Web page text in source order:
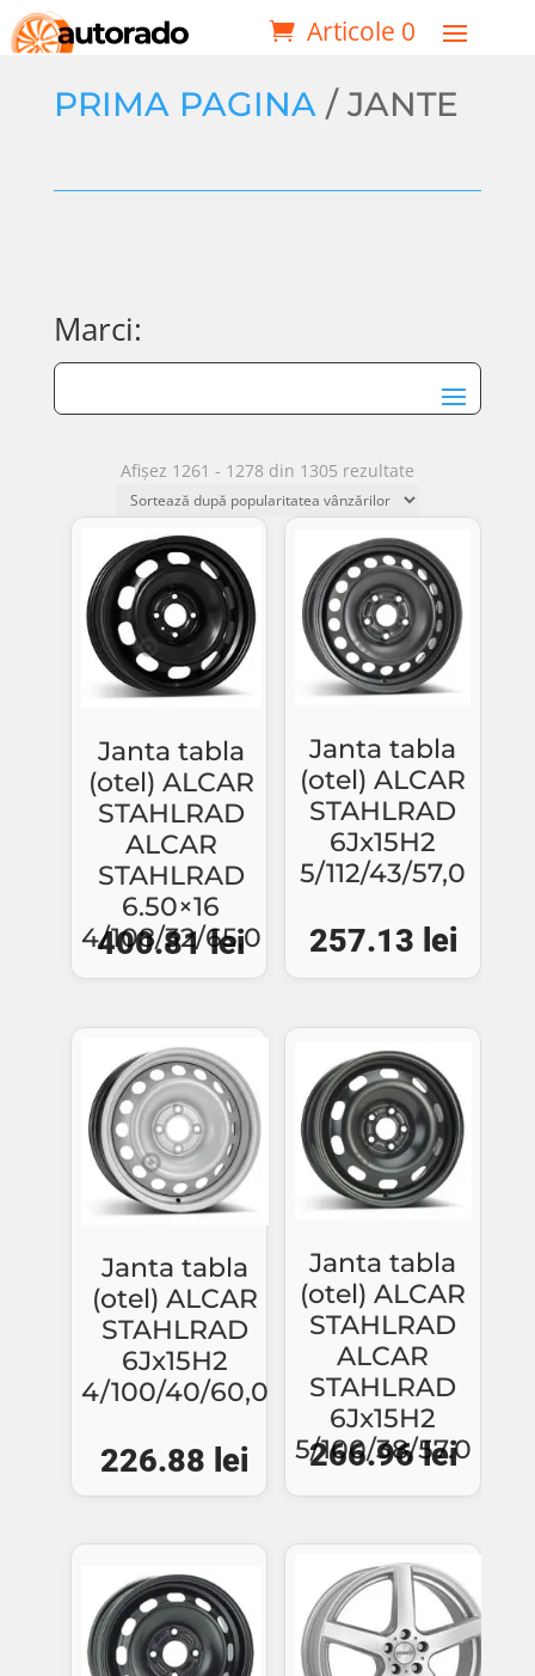
Articole 0
PRIMA PAGINA/ JANTE
Marci:
Afișez 1261 - 1278 din 1305 rezultateSortat
după
popularitate
Janta tabla
(otel) ALCAR
STAHLRAD
ALCAR
STAHLRAD
6.50×16
4/108/32/65,0
400.81lei
Janta tabla
(otel) ALCAR
STAHLRAD
6Jx15H2
5/112/43/57,0
257.13 lei
Janta tabla
(otel) ALCAR
STAHLRAD
6Jx15H2
4/100/40/60,0
226.88 lei
Janta tabla
(otel) ALCAR
STAHLRAD
ALCAR
STAHLRAD
6Jx15H2
5/100/38/57.0
266.96lei